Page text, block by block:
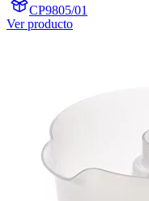
CP9805/01
Ver producto